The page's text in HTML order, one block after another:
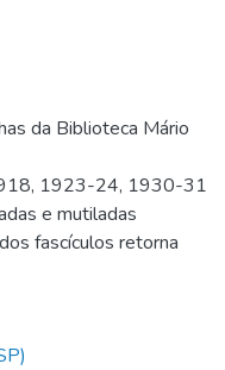
da Biblioteca Mário
1923-24, 1930-31
e mutiladas
fascículos retorna